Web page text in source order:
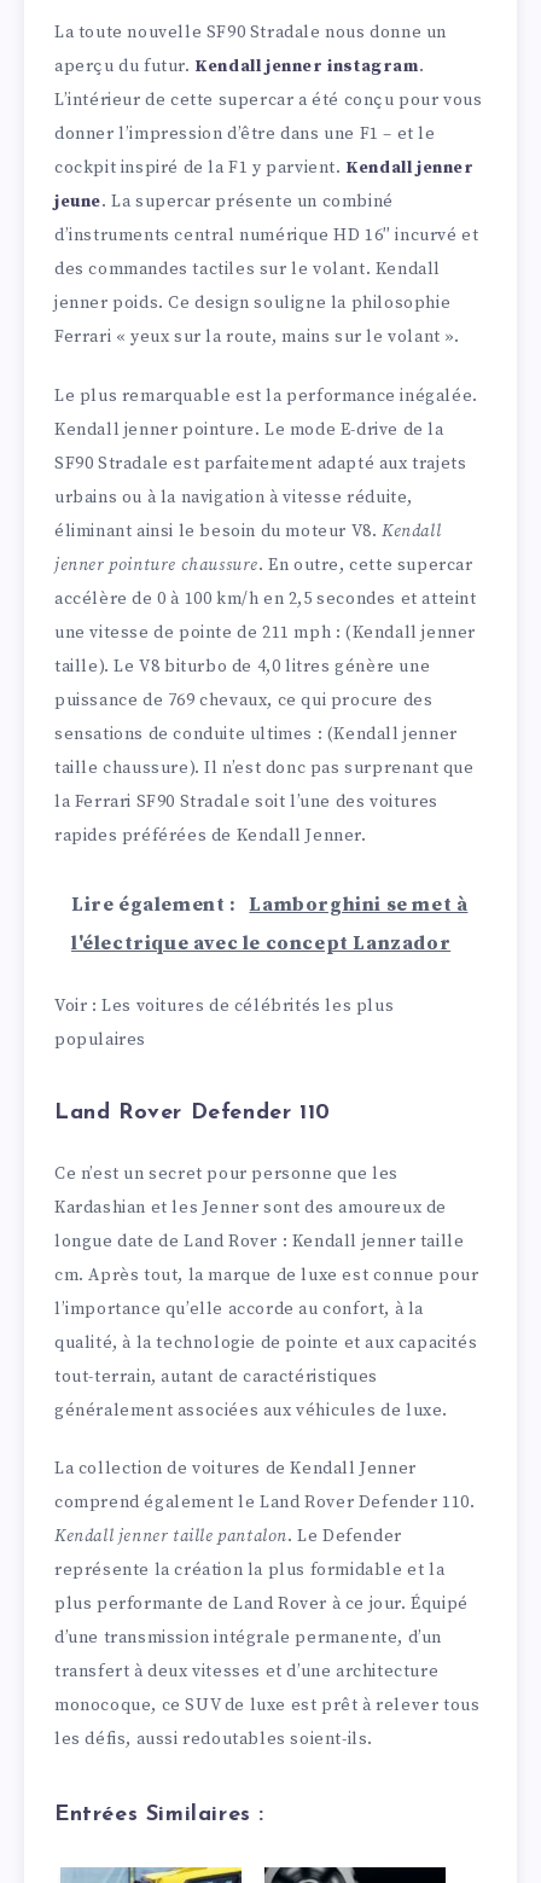
La toute nouvelle SF90 Stradale nous donne un
aperçu du futur. Kendall jenner instagram.
L’intérieur de cette supercar a été conçu pour vous
donner l’impression d’être dans une F1 – et le
cockpit inspiré de la F1 y parvient. Kendall jenner
jeune. La supercar présente un combiné
d’instruments central numérique HD 16″ incurvé et
des commandes tactiles sur le volant. Kendall
jenner poids. Ce design souligne la philosophie
Ferrari « yeux sur la route, mains sur le volant ».
Le plus remarquable est la performance inégalée.
Kendall jenner pointure. Le mode E-drive de la
SF90 Stradale est parfaitement adapté aux trajets
urbains ou à la navigation à vitesse réduite,
éliminant ainsi le besoin du moteur V8.Kendall
jenner pointure chaussure. En outre, cette supercar
accélère de 0 à 100 km/h en 2,5 secondes et atteint
une vitesse de pointe de 211 mph : (Kendall jenner
taille). Le V8 biturbo de 4,0 litres génère une
puissance de 769 chevaux, ce qui procure des
sensations de conduite ultimes : (Kendall jenner
taille chaussure). Il n’est donc pas surprenant que
la Ferrari SF90 Stradale soit l’une des voitures
rapides préférées de Kendall Jenner.
Lire également :
Lamborghini se met à
l'électrique avec le concept Lanzador
Voir : Les voitures de célébrités les plus
populaires
Land Rover Defender 110
Ce n’est un secret pour personne que les
Kardashian et les Jenner sont des amoureux de
longue date de Land Rover : Kendall jenner taille
cm. Après tout, la marque de luxe est connue pour
l’importance qu’elle accorde au confort, à la
qualité, à la technologie de pointe et aux capacités
tout-terrain, autant de caractéristiques
généralement associées aux véhicules de luxe.
La collection de voitures de Kendall Jenner
comprend également le Land Rover Defender 110.
Kendall jenner taille pantalon. Le Defender
représente la création la plus formidable et la
plus performante de Land Rover à ce jour. Équipé
d’une transmission intégrale permanente, d’un
transfert à deux vitesses et d’une architecture
monocoque, ce SUV de luxe est prêt à relever tous
les défis, aussi redoutables soient-ils.
Entrées Similaires :